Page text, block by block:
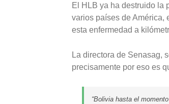
El HLB ya ha destruido la
varios países de América,
esta enfermedad a
La directora de Senasag,
precisamente por eso es
“Bolivia hasta el